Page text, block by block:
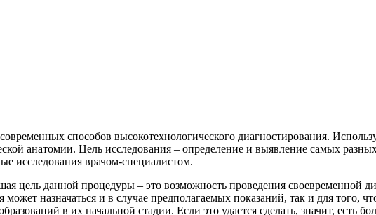
способов высокотехнологического диагностирования.
анатомии. Цель исследования – определение и выявление самых
исследования врачом-специалистом.
цель данной процедуры – это возможность проведения своевременной
назначаться и в случае предполагаемых показаний, так и для того,
в их начальной стадии. Если это удается сделать, значит, есть